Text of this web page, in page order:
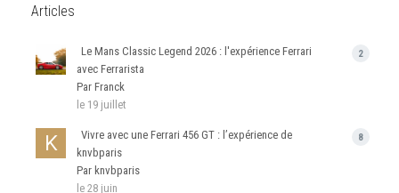
Articles
2
Le Mans Classic Legend 2026 : l'expérience Ferrari
avec Ferrarista
Par Franck
le 19 juillet
8
Vivre avec une Ferrari 456 GT : l’expérience de
knvbparis
Par knvbparis
le 28 juin